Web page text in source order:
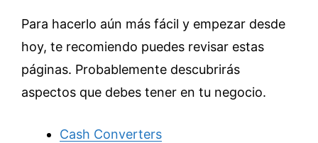
Para hacerlo aún más fácil y empezar desde
hoy, te recomiendo puedes revisar estas
páginas. Probablemente descubrirás
aspectos que debes tener en tu negocio.
Cash Converters